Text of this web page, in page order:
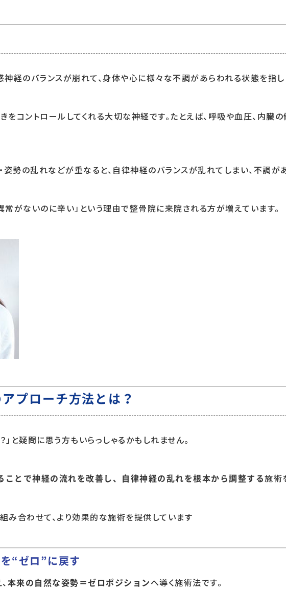
神経のバランスが崩れて、身体や心に様々な不調があらわれる状態を指し
コントロールしてくれる大切な神経です。たとえば、呼吸や血圧、内臓
姿勢の乱れなどが重なると、自律神経のバランスが乱れてしまい、不調が
常がないのに辛い」という理由で整骨院に来院される方が増えています。
プローチ方法とは？
と疑問に思う方もいらっしゃるかもしれません。
ことで神経の流れを改善し、自律神経の乱れを根本から調整する施術
み合わせて、より効果的な施術を提供しています
“ゼロ”に戻す
本来の自然な姿勢＝ゼロポジション へ導く施術法です。